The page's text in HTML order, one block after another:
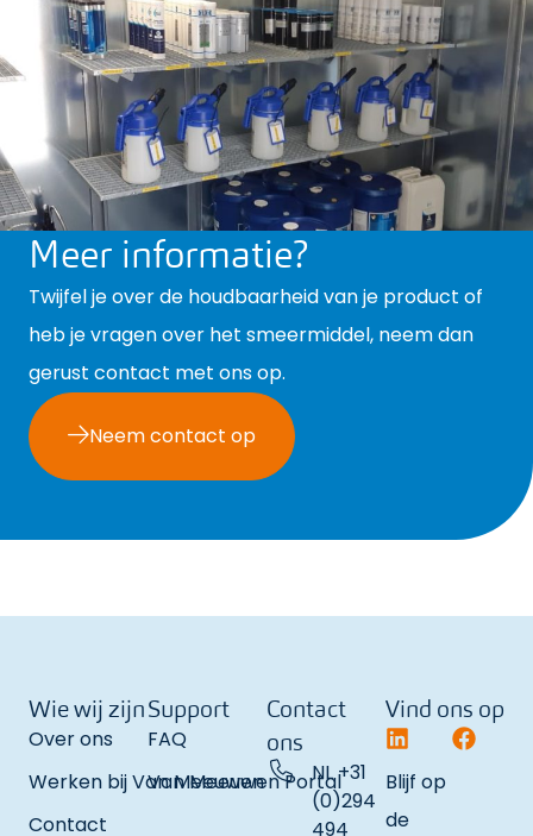
Meer informatie?
Twijfel je over de houdbaarheid van je product of
heb je vragen over het smeermiddel, neem dan
gerust contact met ons op.
Neem contact op
Wie wij zijn
Over ons
Werken bij Van Meeuwen
Contact
Support
FAQ
Van Meeuwen Portal
Contact
ons
NL +31
(0)294
494
Vind ons op
Blijf op
de